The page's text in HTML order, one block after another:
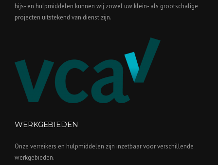
hijs- en hulpmiddelen kunnen wij zowel uw klein- als grootschalige
projecten uitstekend van dienst zijn.
WERKGEBIEDEN
Onze verreikers en hulpmiddelen zijn inzetbaar voor verschillende
werkgebieden.